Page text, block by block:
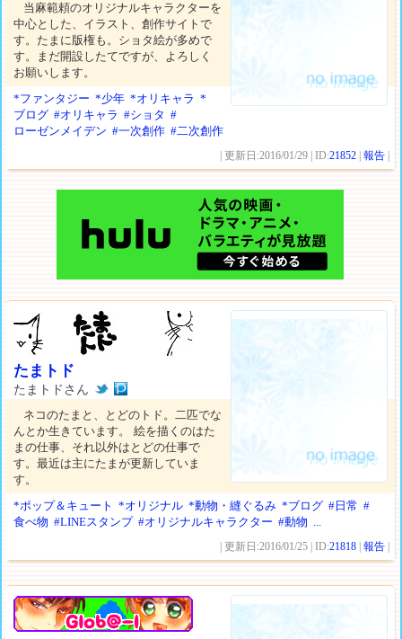
当麻範頼のオリジナルキャラクターを
中心とした、イラスト、創作サイトで
す。たまに版権も。ショタ絵が多めで
す。まだ開設したてですが、よろしく
お願いします。
*ファンタジー *少年 *オリキャラ *
ブログ #オリキャラ #ショタ #
ローゼンメイデン #一次創作 #二次創作
| 更新日:2016/01/29 | ID:21852 |報告
たまトド
たまトドさん
ネコのたまと、とどのトド。二匹でな
んとか生きています。 絵を描くのはた
まの仕事、それ以外はとどの仕事で
す。最近は主にたまが更新していま
す。
*ポップ＆キュート
*オリジナル *動物・縫ぐるみ *ブログ #日常 #
食べ物 #LINEスタンプ #オリジナルキャラクター #動物 ...
| 更新日:2016/01/25 | ID:21818 |報告